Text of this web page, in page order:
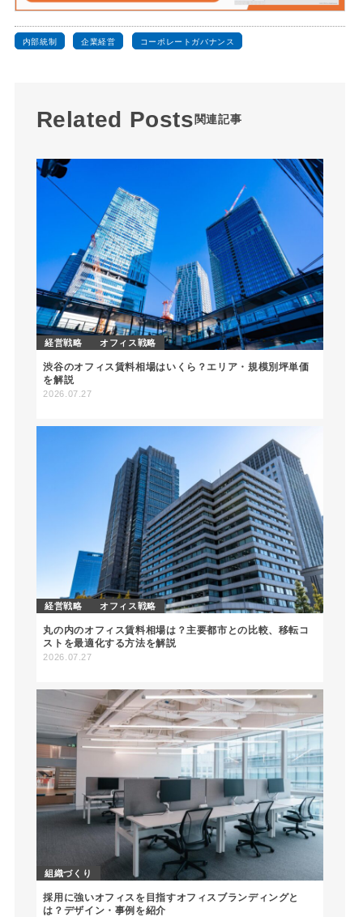
内部統制 企業経営 コーポレートガバナンス
Related Posts 関連記事
経営戦略 オフィス戦略
渋谷のオフィス賃料相場はいくら？エリア・規模別坪単価
を解説
2026.07.27
経営戦略 オフィス戦略
丸の内のオフィス賃料相場は？主要都市との比較、移転コ
ストを最適化する方法を解説
2026.07.27
組織づくり
採用に強いオフィスを目指すオフィスブランディングと
は？デザイン・事例を紹介